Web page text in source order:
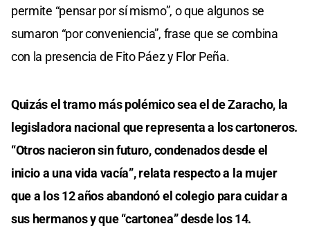
permite “pensar por sí mismo”, o que algunos se
sumaron “por conveniencia”, frase que se combina
con la presencia de Fito Páez y Flor Peña.
Quizás el tramo más polémico sea el de Zaracho, la
legisladora nacional que representa a los cartoneros.
“Otros nacieron sin futuro, condenados desde el
inicio a una vida vacía”, relata respecto a la mujer
que a los 12 años abandonó el colegio para cuidar a
sus hermanos y que “cartonea” desde los 14.